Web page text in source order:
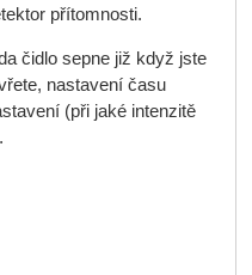
přítomnosti.
čidlo sepne již když jste
nastavení času
(při jaké intenzitě